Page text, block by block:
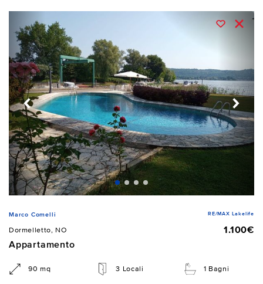
Marco Comelli RE/MAX Lakelife
Dormelletto, NO
1.100€
Appartamento
90 mq 3 Locali 1 Bagni